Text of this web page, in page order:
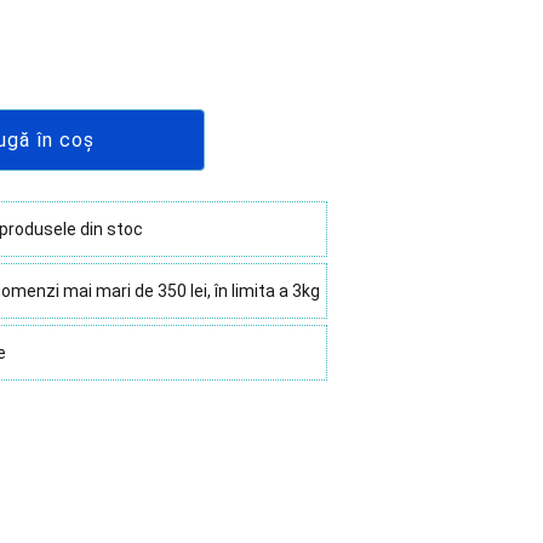
în coș
din stoc
mai mari de 350 lei, în limita a 3kg